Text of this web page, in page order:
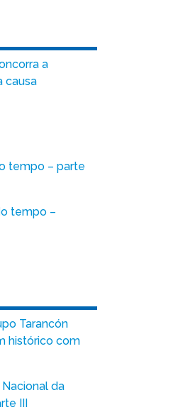
a
causa
tempo – parte
tempo –
Tarancón
histórico com
Nacional da
III